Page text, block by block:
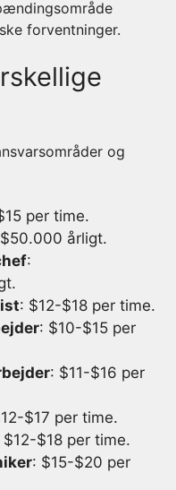
forventninger.
og
per time.
årligt.
:
: $12-$18 per time.
: $10-$15 per
: $11-$16 per
$17 per time.
$12-$18 per time.
: $15-$20 per